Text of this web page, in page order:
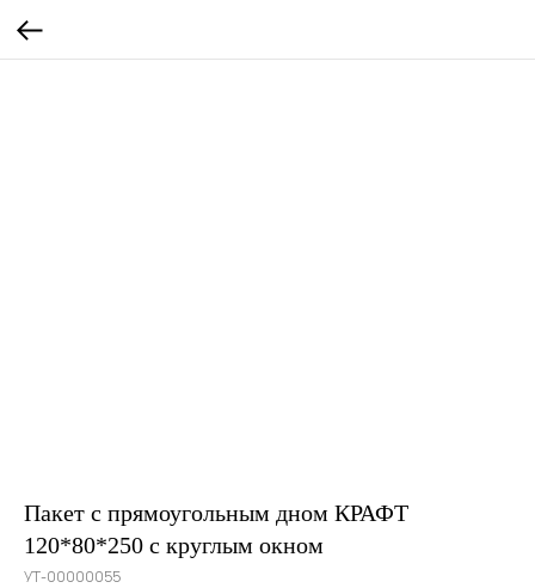
Пакет с прямоугольным дном КРАФТ
120*80*250 с круглым окном
УТ-00000055